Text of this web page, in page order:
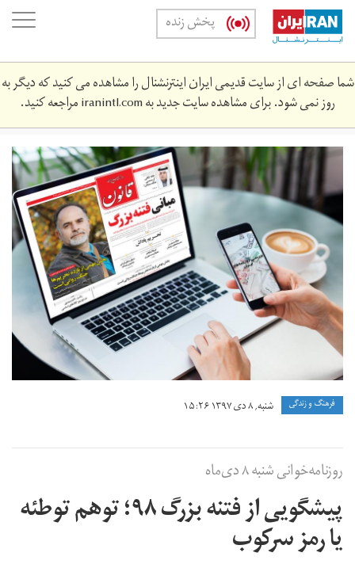
Skip
main
content
پخش زنده
شما صفحه ای از سایت قدیمی ایران اینترنشنال را مشاهده می کنید که دیگر به
روز نمی شود. برای مشاهده سایت جدید بهiranintl.comمراجعه کنید.
newspaper.jpg
فرهنگ و زندگی شنبه, ۸ دی ۱۳۹۷ ۱۵:۲۶
روزنامه‌خوانی شنبه ۸ دی‌ماه
پیشگویی از فتنه بزرگ ۹۸؛ توهم توطئه
یا رمز سرکوب